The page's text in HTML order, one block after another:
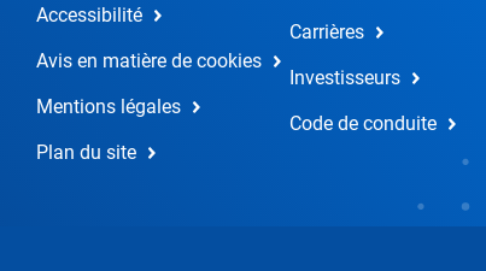
Accessibilité
Avis en matière de cookies
Mentions légales
Plan du site
Carrières
Investisseurs
Code de conduite